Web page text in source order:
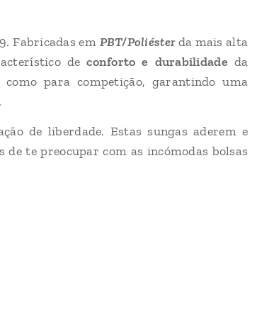
Fabricadas em PBT/Poliésterda mais alta
deconforto e durabilidade da
para competição, garantindo uma
de liberdade. Estas sungas aderem e
te preocupar com as incómodas bolsas